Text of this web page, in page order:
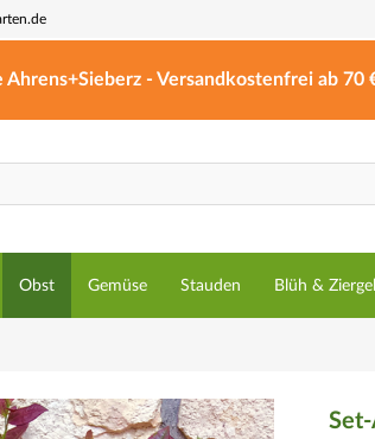
Ahrens+Sieberz - Versandkostenfrei ab
Obst Gemüse Stauden Blüh &